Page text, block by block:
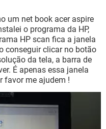
GMAIL
FACEBOOK
EXCEL
GMAIL
um net book acer aspire
o programa da HP,
HP scan fica a janela
conseguir clicar no botão
da tela, a barra de
É apenas essa janela
favor me ajudem !